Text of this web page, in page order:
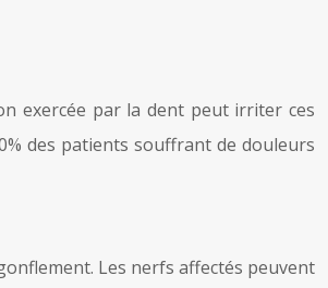
exercée par la dent peut irriter ces
des patients souffrant de douleurs
Les nerfs affectés peuvent